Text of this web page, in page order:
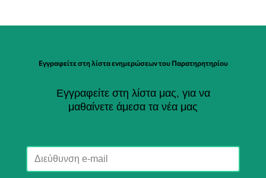
Εγγραφείτε στη λίστα ενημερώσεων του Παρατηρητηρίου
Εγγραφείτε στη λίστα μας, για να
μαθαίνετε άμεσα τα νέα μας